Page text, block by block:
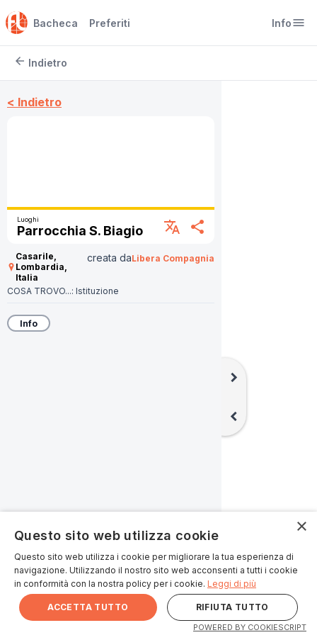
Bacheca Preferiti Infomenu
arrow_back Indietro
< Indietro
Luoghi
Parrocchia S. Biagio translate share
Casarile,
Lombardia,
Italia
creata daLibera Compagnia
COSA TROVO...: Istituzione
Info
keyboard_arrow_up Card collegate
chevron_right
chevron_left
×
Questo sito web utilizza cookie
Questo sito web utilizza i cookie per migliorare la tua esperienza di
navigazione. Utilizzando il nostro sito web acconsenti a tutti i cookie
in conformità con la nostra policy per i cookie. Leggi di più
ACCETTA TUTTO RIFIUTA TUTTO
POWERED BY COOKIESCRIPT